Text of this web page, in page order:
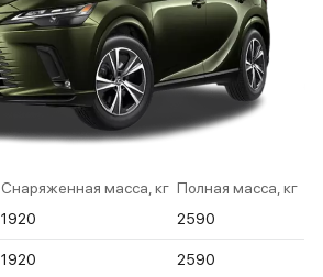
Снаряженная масса, кг Полная масса, кг
1920 2590
1920 2590